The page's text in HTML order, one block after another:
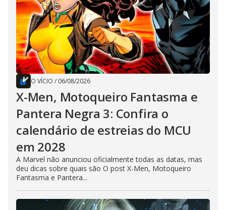
O VÍCIO / 06/08/2026
X-Men, Motoqueiro Fantasma e
Pantera Negra 3: Confira o
calendário de estreias do MCU
em 2028
A Marvel não anunciou oficialmente todas as datas, mas
deu dicas sobre quais são O post X-Men, Motoqueiro
Fantasma e Pantera...